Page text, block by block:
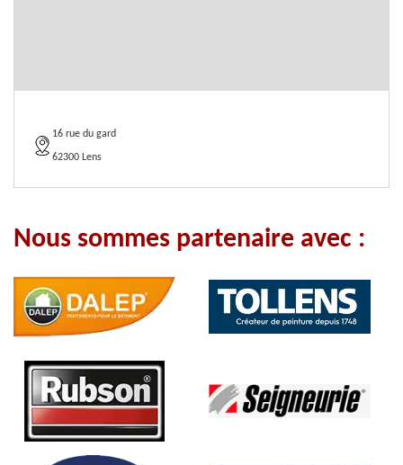
16 rue du gard
62300 Lens
Nous sommes partenaire avec :